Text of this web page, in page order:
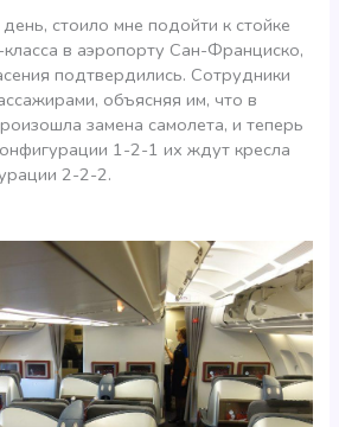
стоило мне подойти к стойке
класса в аэропорту Сан-Франциско,
подтвердились. Сотрудники
объясняя им, что в
замена самолета, и теперь
1-2-1 их ждут кресла
2-2-2.